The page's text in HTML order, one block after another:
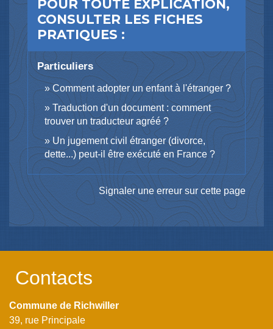
POUR TOUTE EXPLICATION,
CONSULTER LES FICHES
PRATIQUES :
Particuliers
Comment adopter un enfant à l'étranger ?
Traduction d'un document : comment
trouver un traducteur agréé ?
Un jugement civil étranger (divorce,
dette...) peut-il être exécuté en France ?
Signaler une erreur sur cette page
Contacts
Commune de Richwiller
39, rue Principale